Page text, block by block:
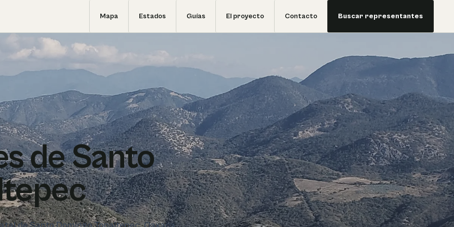
Mapa Estados Guías El proyecto Contacto Buscar representantes
de Santo